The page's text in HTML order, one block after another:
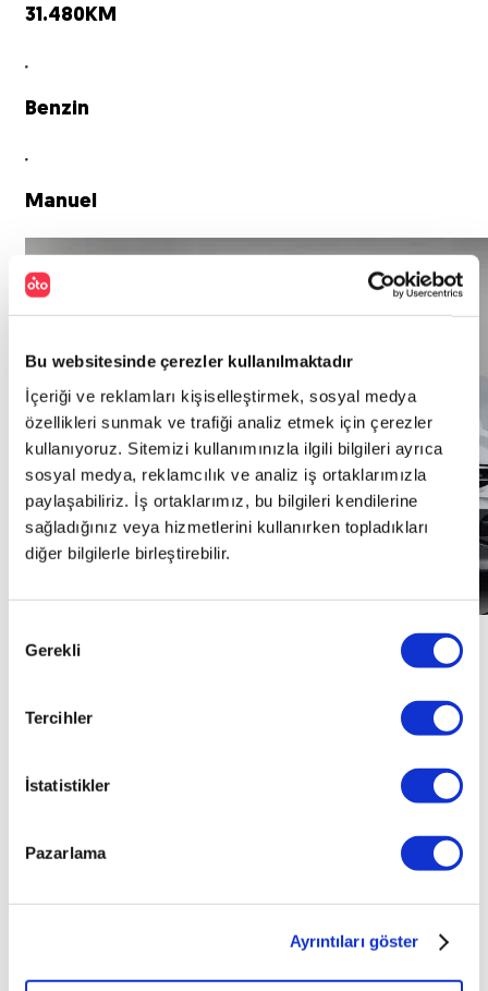
Bu websitesinde çerezler kullanılmaktadır
İçeriği ve reklamları kişiselleştirmek, sosyal medya
özellikleri sunmak ve trafiği analiz etmek için çerezler
kullanıyoruz. Sitemizi kullanımınızla ilgili bilgileri ayrıca
sosyal medya, reklamcılık ve analiz iş ortaklarımızla
paylaşabiliriz. İş ortaklarımız, bu bilgileri kendilerine
sağladığınız veya hizmetlerini kullanırken topladıkları
diğer bilgilerle birleştirebilir.
Seçimi
Gerekli
Tercihler
İstatistikler
Pazarlama
Ayrıntıları göster
31.480KM
Benzin
Manuel
2.055.000
28.710KM